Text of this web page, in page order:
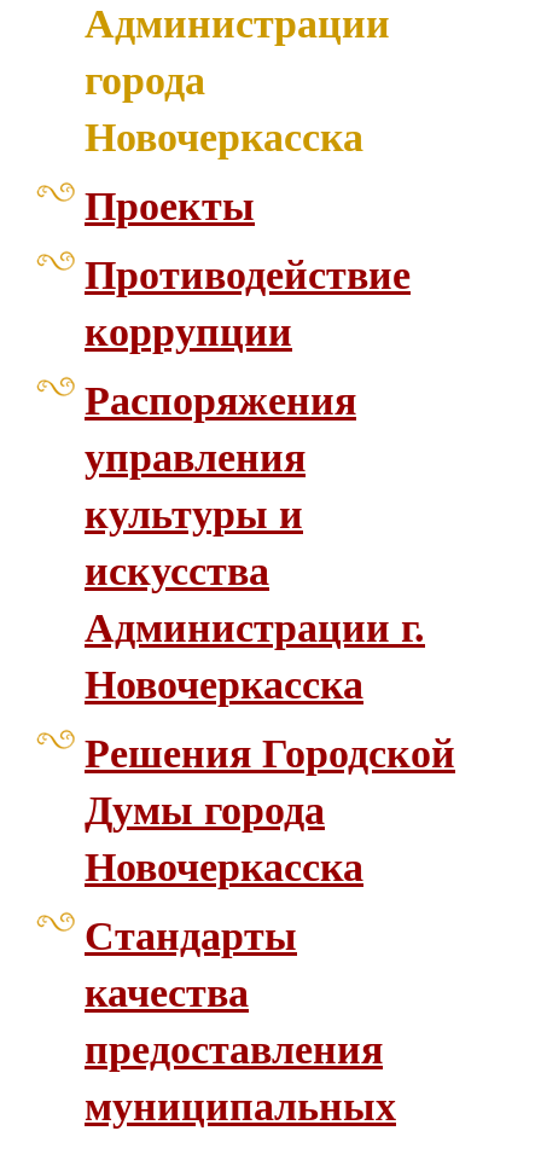
Администрации
города
Новочеркасска
Проекты
Противодействие
коррупции
Распоряжения
управления
культуры и
искусства
Администрации г.
Новочеркасска
Решения Городской
Думы города
Новочеркасска
Стандарты
качества
предоставления
муниципальных